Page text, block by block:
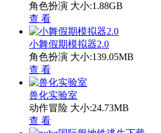
角色扮演 大小:1.88GB
查 看
小舞假期模拟器2.0
角色扮演 大小:139.05MB
查 看
兽化实验室
动作冒险 大小:24.73MB
查 看